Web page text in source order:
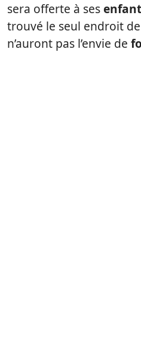
sera offerte à ses
trouvé le seul endroit
n’auront pas l’envie de